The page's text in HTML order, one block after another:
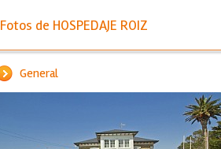
Fotos de HOSPEDAJE ROIZ
General